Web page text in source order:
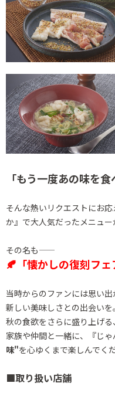
「もう一度あの味を食
そんな熱いリクエストにお応
か』で大人気だったメニュ
その名も――
🍂「懐かしの復刻フ
当時からのファンには思い
新しい美味しさとの出会いを。
秋の食欲をさらに盛り上げる
家族や仲間と一緒に、『じ
味"を心ゆくまで楽しんでく
■取り扱い店舗